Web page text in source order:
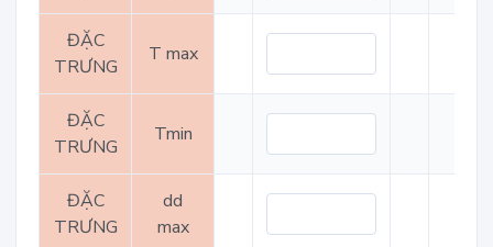
ĐẶC
TRƯNG
T max
ĐẶC
TRƯNG
Tmin
ĐẶC
TRƯNG
dd
max